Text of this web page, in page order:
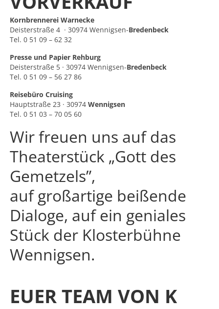
Kornbrennerei Warnecke
Deisterstraße 4 · 30974 Wennigsen-Bredenbeck
Tel. 0 51 09 – 62 32
Presse und Papier Rehburg
Deisterstraße 5 · 30974 Wennigsen-Bredenbeck
Tel. 0 51 09 – 56 27 86
Reisebüro Cruising
Hauptstraße 23 · 30974 Wennigsen
Tel. 0 51 03 – 70 05 60
Wir freuen uns auf das
Theaterstück „Gott des
Gemetzels”,
auf großartige beißende
Dialoge, auf ein geniales
Stück der Klosterbühne
Wennigsen.
EUER TEAM VON K